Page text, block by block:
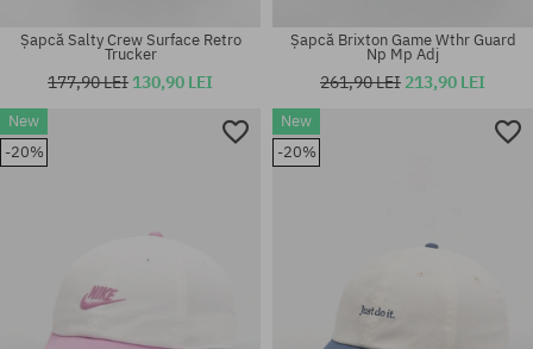
mărime universală mărime universală
Șapcă Salty Crew Surface Retro
Trucker
177,90 LEI 130,90 LEI
Șapcă Brixton Game Wthr Guard
Np Mp Adj
261,90 LEI 213,90 LEI
New
-20%
New
-20%